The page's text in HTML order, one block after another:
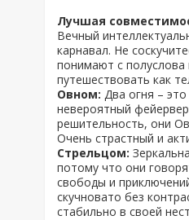
Лучшая
Вечный
карнавал. Не
понимают с
путешествовать как
Овном: Два огня –
невероятный
решительность, они
Очень страстный и
Стрельцом:
потому что они
свободы и
скучновато без
стабильно в своей